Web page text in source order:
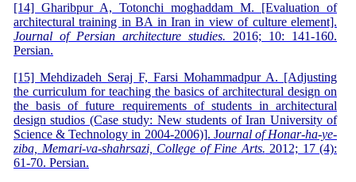
[14] Gharibpur A, Totonchi moghaddam M. [Evaluation of
architectural training in BA in Iran in view of culture element].
Journal of Persian architecture studies. 2016; 10: 141-160.
Persian.
[15] Mehdizadeh Seraj F, Farsi Mohammadpur A. [Adjusting
the curriculum for teaching the basics of architectural design on
the basis of future requirements of students in architectural
design studios (Case study: New students of Iran University of
Science & Technology in 2004-2006)]. Journal of Honar-ha-ye-
ziba, Memari-va-shahrsazi, College of Fine Arts. 2012; 17 (4):
61-70. Persian.